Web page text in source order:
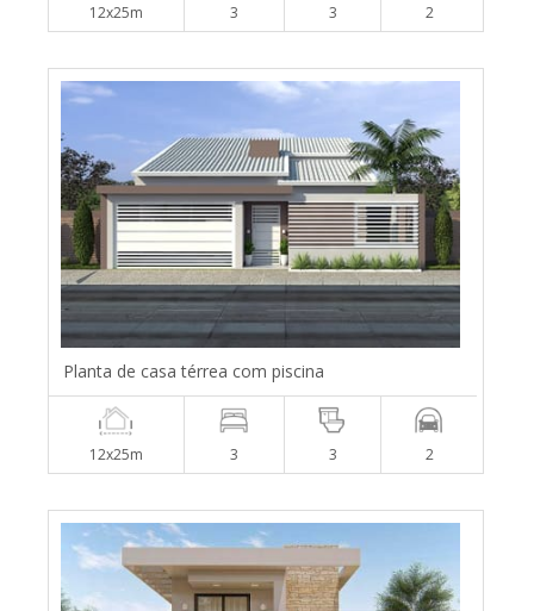
12x25m 3 3 2
Planta de casa térrea com piscina
12x25m 3 3 2